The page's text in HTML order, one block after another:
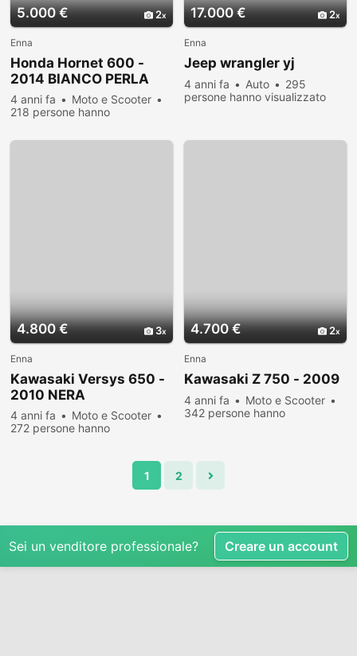
5.000 € 2
Enna
Honda Hornet 600 -
2014 BIANCO PERLA
4 anni fa
Moto e Scooter
218 persone hanno
17.000 € 2
Enna
Jeep wrangler yj
4 anni fa Auto
295
persone hanno visualizzato
4.800 € 3
Enna
Kawasaki Versys 650 -
2010 NERA
4 anni fa
Moto e Scooter
272 persone hanno
4.700 € 2
Enna
Kawasaki Z 750 - 2009
4 anni fa
Moto e Scooter
342 persone hanno
1 2
Sei un venditore professionale? Creare un account